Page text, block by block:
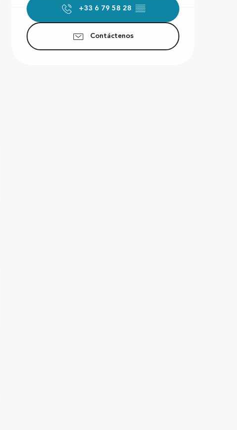
+33 6 79 58 28 ▒▒
Contáctenos